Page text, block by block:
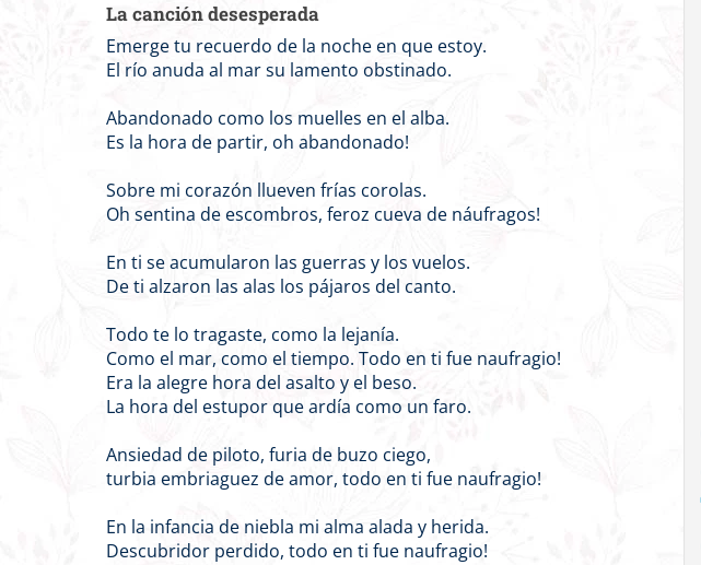
La canción desesperada
Emerge tu recuerdo de la noche en que estoy.
El río anuda al mar su lamento obstinado.
Abandonado como los muelles en el alba.
Es la hora de partir, oh abandonado!
Sobre mi corazón llueven frías corolas.
Oh sentina de escombros, feroz cueva de náufragos!
En ti se acumularon las guerras y los vuelos.
De ti alzaron las alas los pájaros del canto.
Todo te lo tragaste, como la lejanía.
Como el mar, como el tiempo. Todo en ti fue naufragio!
Era la alegre hora del asalto y el beso.
La hora del estupor que ardía como un faro.
Ansiedad de piloto, furia de buzo ciego,
turbia embriaguez de amor, todo en ti fue naufragio!
En la infancia de niebla mi alma alada y herida.
Descubridor perdido, todo en ti fue naufragio!